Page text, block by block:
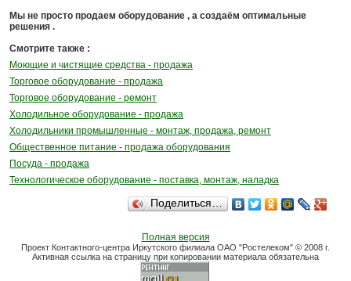
Мы не просто продаем оборудование , а создаём оптимальные
решения .
Смотрите также :
Моющие и чистящие средства - продажа
Торговое оборудование - продажа
Торговое оборудование - ремонт
Холодильное оборудование - продажа
Холодильники промышленные - монтаж, продажа, ремонт
Общественное питание - продажа оборудования
Посуда - продажа
Технологическое оборудование - поставка, монтаж, наладка
Поделиться…
Полная версия
Проект Контактного-центра Иркутского филиала ОАО "Ростелеком" © 2008 г.
Активная ссылка на страницу при копировании материала обязательна